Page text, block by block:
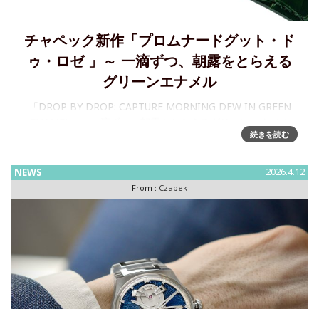
チャペック新作「プロムナードグット・ド
ゥ・ロゼ 」～ 一滴ずつ、朝露をとらえる
グリーンエナメル
「DROP BY DROP: CAPTURE MORNING DEW IN GREEN
Czapek & Cie（チャペック）は、Promenade Goutte de Ros
続きを読む
NEWS 2026.4.12
From : Czapek